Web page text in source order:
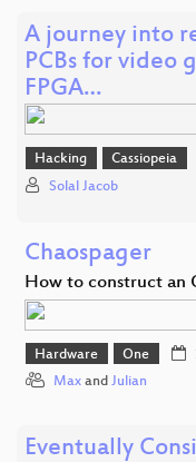
A journey into
PCBs for video
FPGA…
Hacking Cassiopeia
Solal Jacob
Chaospager
How to construct an
Hardware One
Max and Julian
Eventually